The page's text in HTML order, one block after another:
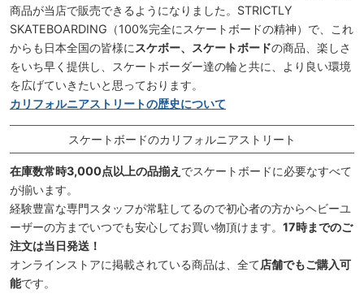
商品が当店で販売できるようになりました。STRICTLY
SKATEBOARDING（100%完全にスケートボードの精神）で、これ
からも日本全国の皆様にスケボー、スケートボードの商品、楽しさ
をいち早く提供し、スケートボーダー達の輪と共に、より良い環境
を広げていきたいと思っております。
カリフォルニアストリートの歴史について
スケートボードのカリフォルニアストリート
在庫数常時3,000点以上の品揃え でスケートボードに必要なすべて
が揃います。
経験豊富な専門スタッフが常駐してるので初心者の方からヘビーユ
ーザーの方までいつでも安心してお買い物頂けます。 17時までのご
注文は当日発送！
オンラインストアに掲載されている商品は、全て店舗でもご購入可
能です。